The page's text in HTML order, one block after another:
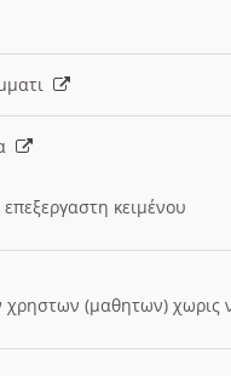
κειμένου
χρηστων (μαθητων)